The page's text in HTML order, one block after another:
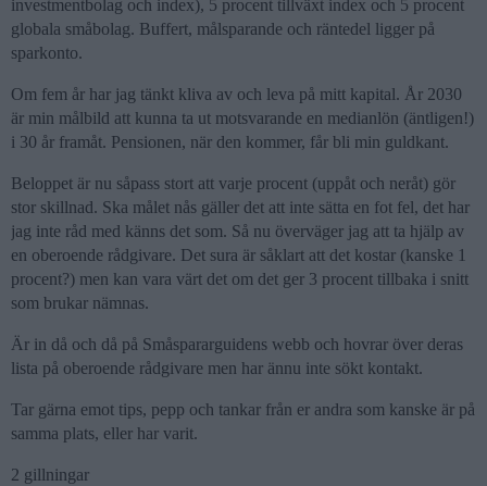
investmentbolag och index), 5 procent tillväxt index och 5 procent
globala småbolag. Buffert, målsparande och räntedel ligger på
sparkonto.
Om fem år har jag tänkt kliva av och leva på mitt kapital. År 2030
är min målbild att kunna ta ut motsvarande en medianlön (äntligen!)
i 30 år framåt. Pensionen, när den kommer, får bli min guldkant.
Beloppet är nu såpass stort att varje procent (uppåt och neråt) gör
stor skillnad. Ska målet nås gäller det att inte sätta en fot fel, det har
jag inte råd med känns det som. Så nu överväger jag att ta hjälp av
en oberoende rådgivare. Det sura är såklart att det kostar (kanske 1
procent?) men kan vara värt det om det ger 3 procent tillbaka i snitt
som brukar nämnas.
Är in då och då på Småspararguidens webb och hovrar över deras
lista på oberoende rådgivare men har ännu inte sökt kontakt.
Tar gärna emot tips, pepp och tankar från er andra som kanske är på
samma plats, eller har varit.
2 gillningar